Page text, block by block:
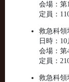
会場：第
定員：
救急科領
日時：
会場：第
定員：
救急科領